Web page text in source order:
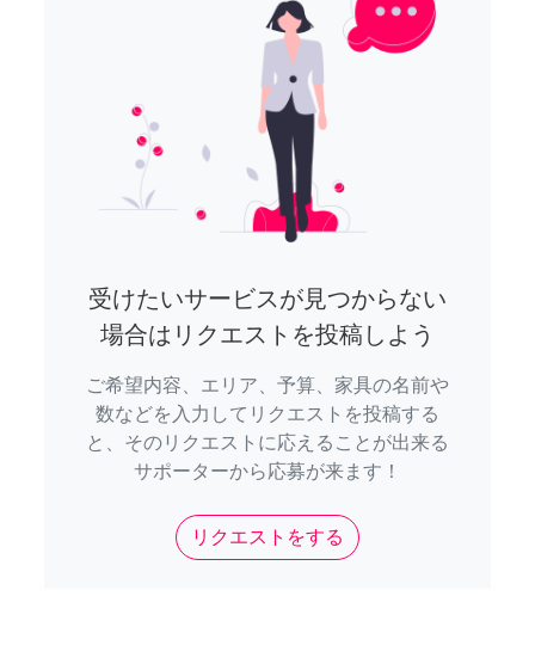
受けたいサービスが見つからない
場合はリクエストを投稿しよう
ご希望内容、エリア、予算、家具の名前や
数などを入力してリクエストを投稿する
と、そのリクエストに応えることが出来る
サポーターから応募が来ます！
リクエストをする